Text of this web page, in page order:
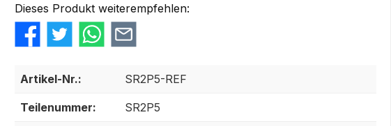
Dieses Produkt weiterempfehlen:
Artikel-Nr.: SR2P5-REF
Teilenummer: SR2P5